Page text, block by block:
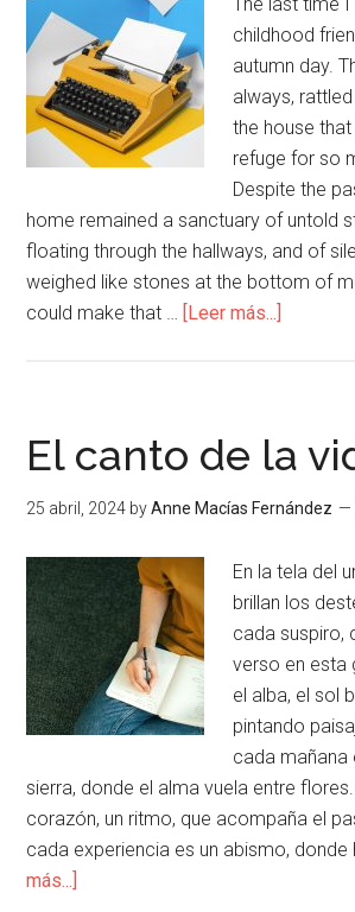
childhood
autumn day.
always,
the house
refuge for so
Despite the
home remained a sanctuary of untold
floating through the hallways, and of
weighed like stones at the bottom of
could make that … [Leer más...]
El canto de la
25 abril, 2024 byAnne Macías Fernández
En la tela del
brillan los
cada suspiro,
verso en esta
el alba, el sol
pintando
cada mañana
sierra, donde el alma vuela entre
corazón, un ritmo, que acompaña el
cada experiencia es un abismo, donde
más...]